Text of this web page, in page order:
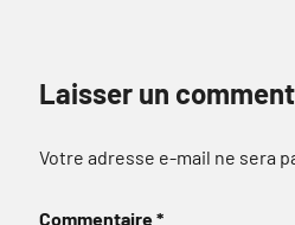
Laisser un
Votre adresse e-mail ne sera
Commentaire*